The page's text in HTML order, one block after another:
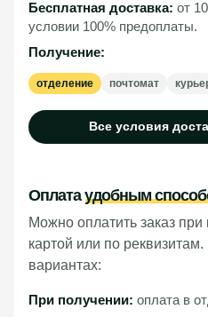
Бесплатная доставка: от
условии 100% предоплаты.
Получение:
отделение почтомат
Все условия
Оплатаудобным
Можно оплатить заказ
картой или по
вариантах:
При получении: оплата в